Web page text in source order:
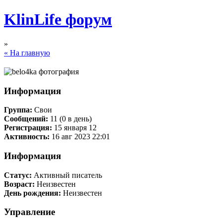
KlinLife форум
»
« На главную
Информация
Группа: Свои
Сообщений: 11 (0 в день)
Регистрация: 15 января 12
Активность: 16 авг 2023 22:01
Информация
Статус: Активный писатель
Возраст: Неизвестен
День рождения: Неизвестен
Управление